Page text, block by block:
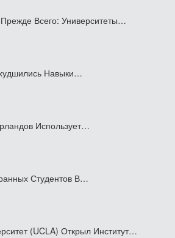
Всего: Университеты…
Навыки…
Использует…
Студентов В…
(UCLA) Открыл Институт…